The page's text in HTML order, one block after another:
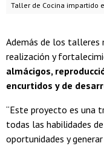
Taller de Cocina impartido
Además de los talleres
realización y
almácigos,
encurtidos y de
“Este proyecto es una
todas las habilidades
oportunidades y